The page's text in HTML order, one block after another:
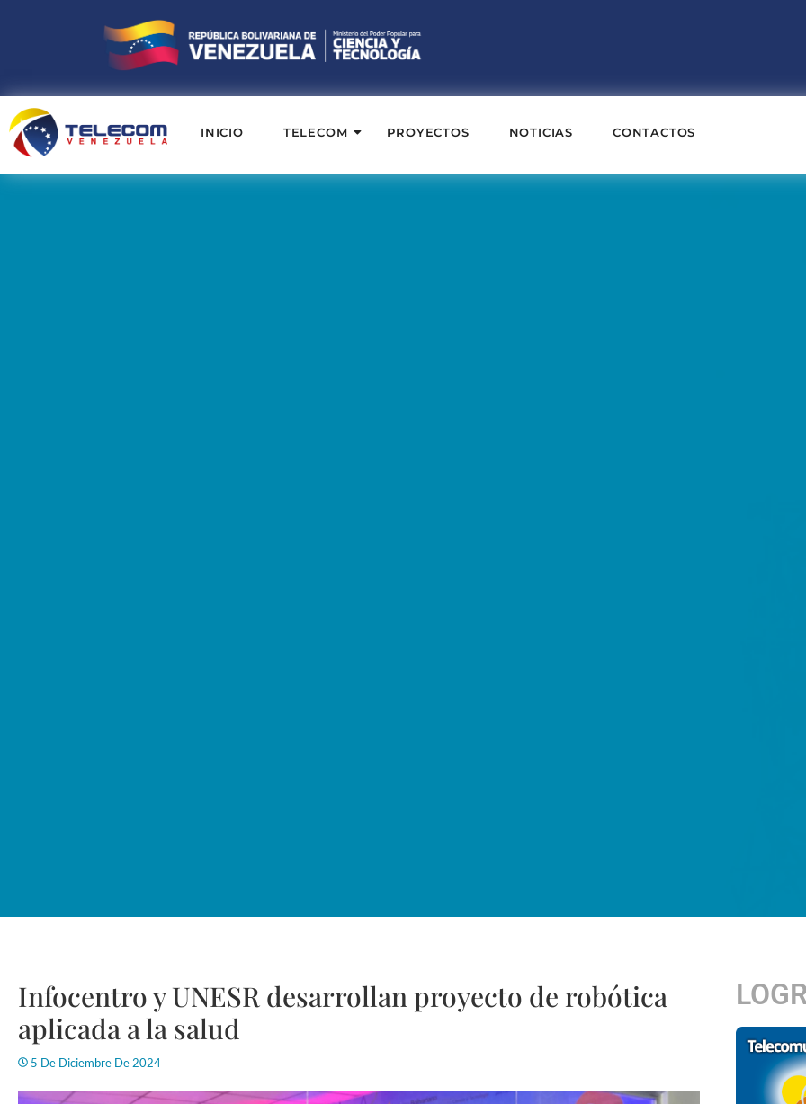
INICIO TELECOM PROYECTOS NOTICIAS CONTACTOS
Infocentro y UNESR desarrollan proyecto de robótica
aplicada a la salud
5 De Diciembre De 2024